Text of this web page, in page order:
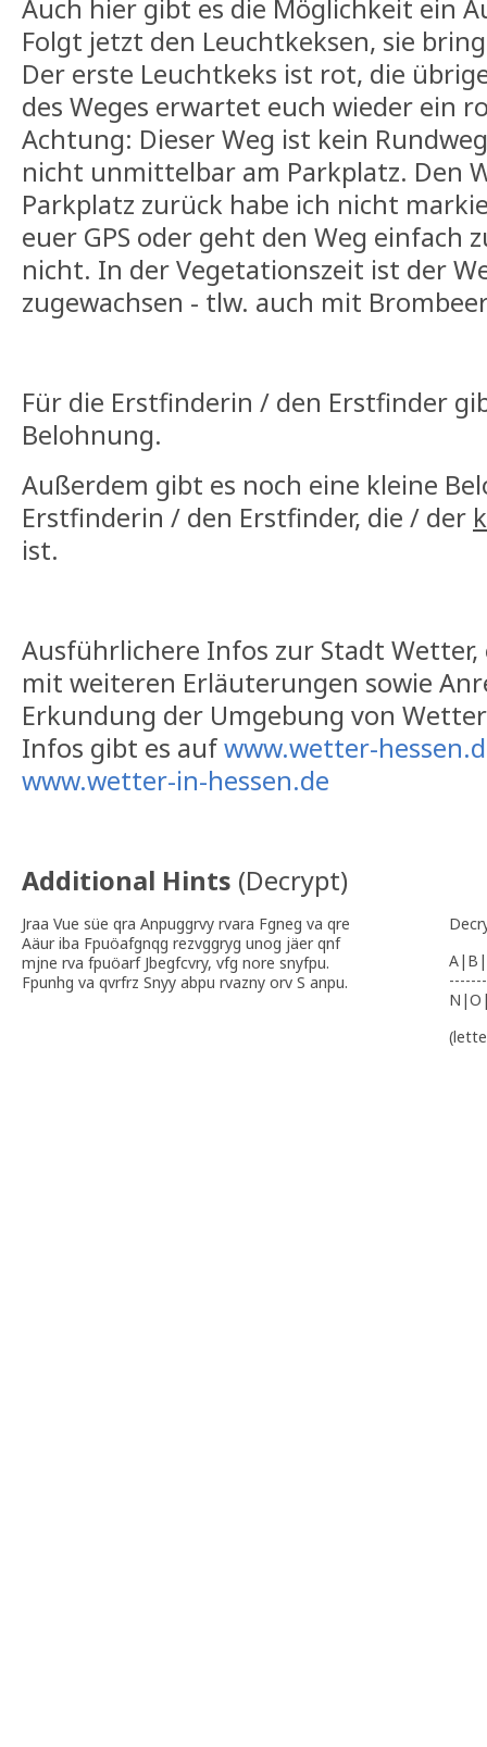
Auch hier gibt es die Möglichkeit ein
Folgt jetzt den Leuchtkeksen, sie
Der erste Leuchtkeks ist rot, die
des Weges erwartet euch wieder ein
Achtung: Dieser Weg ist kein
nicht unmittelbar am Parkplatz. Den
Parkplatz zurück habe ich nicht
euer GPS oder geht den Weg einfach
nicht. In der Vegetationszeit ist der
zugewachsen - tlw. auch mit
Für die Erstfinderin / den Erstfinder
Belohnung.
Außerdem gibt es noch eine kleine
Erstfinderin / den Erstfinder, die / der
ist.
Ausführlichere Infos zur Stadt
mit weiteren Erläuterungen sowie
Erkundung der Umgebung von
Infos gibt es aufwww.wetter-
www.wetter-in-hessen.de
Additional Hints (Decrypt)
Jraa Vue süe qra Anpuggrvy rvara Fgneg va qre
Aäur iba Fpuöafgnqg rezvggryg unog jäer qnf
mjne rva fpuöarf Jbegfcvry, vfg nore snyfpu.
Fpunhg va qvrfrz Snyy abpu rvazny orv S anpu.